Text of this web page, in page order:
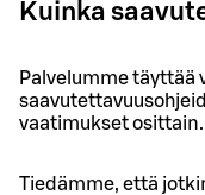
Kuinka
Palvelumme täyttää
vaatimukset osittain.
Tiedämme, että